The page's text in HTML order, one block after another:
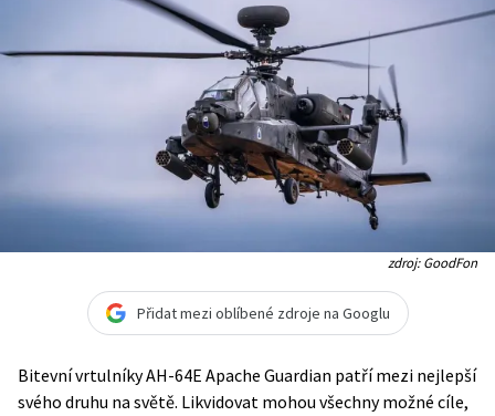
zdroj: GoodFon
Přidat mezi oblíbené zdroje na Googlu
Bitevní vrtulníky AH-64E Apache Guardian patří mezi nejlepší
svého druhu na světě. Likvidovat mohou všechny možné cíle,